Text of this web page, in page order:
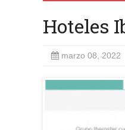
Hoteles
marzo 08, 2022